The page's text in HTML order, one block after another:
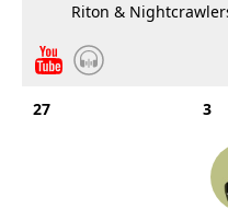
Riton &
27 3